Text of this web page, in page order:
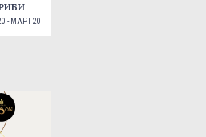
- МАРТ 20